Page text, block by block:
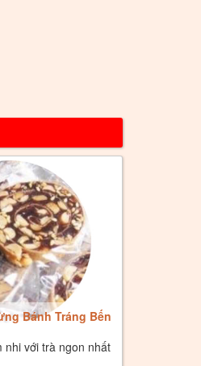
Bánh Tráng Bến
nhi với trà ngon nhất